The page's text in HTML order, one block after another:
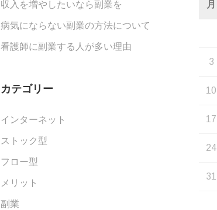
収入を増やしたいなら副業を
病気にならない副業の方法について
看護師に副業する人が多い理由
カテゴリー
インターネット
ストック型
フロー型
メリット
副業
月
3
10
17
24
31